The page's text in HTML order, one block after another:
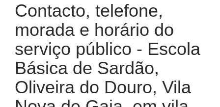
Contacto, telefone,
morada e horário do
serviço público - Escola
Básica de Sardão,
Oliveira do Douro, Vila